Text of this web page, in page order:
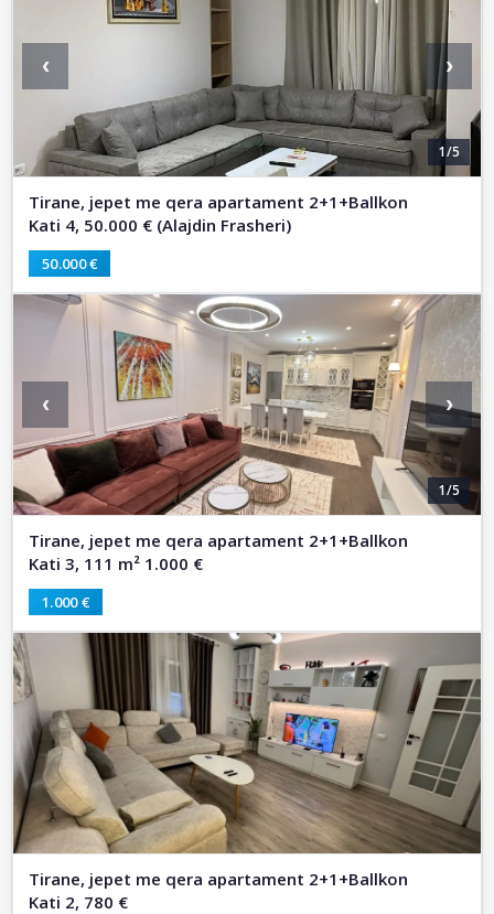
1/5
‹ ›
Tirane, jepet me qera apartament 2+1+Ballkon
Kati 4, 50.000 € (Alajdin Frasheri)
50.000 €
1/5
‹ ›
Tirane, jepet me qera apartament 2+1+Ballkon
Kati 3, 111 m² 1.000 €
1.000 €
Tirane, jepet me qera apartament 2+1+Ballkon
Kati 2, 780 €